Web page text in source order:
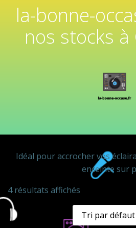
la-bonne-
nos stocks à
Idéal pour accrocher vos
enceinte sur
4 résultats affichés